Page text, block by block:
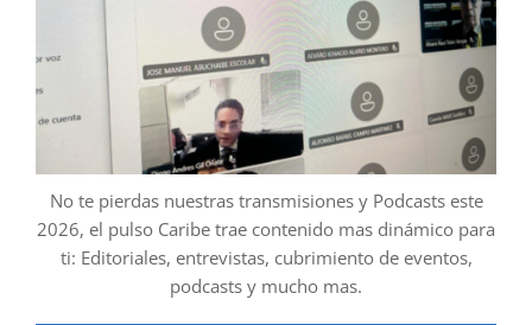
No te pierdas nuestras transmisiones y Podcasts este
2026, el pulso Caribe trae contenido mas dinámico para
ti: Editoriales, entrevistas, cubrimiento de eventos,
podcasts y mucho mas.